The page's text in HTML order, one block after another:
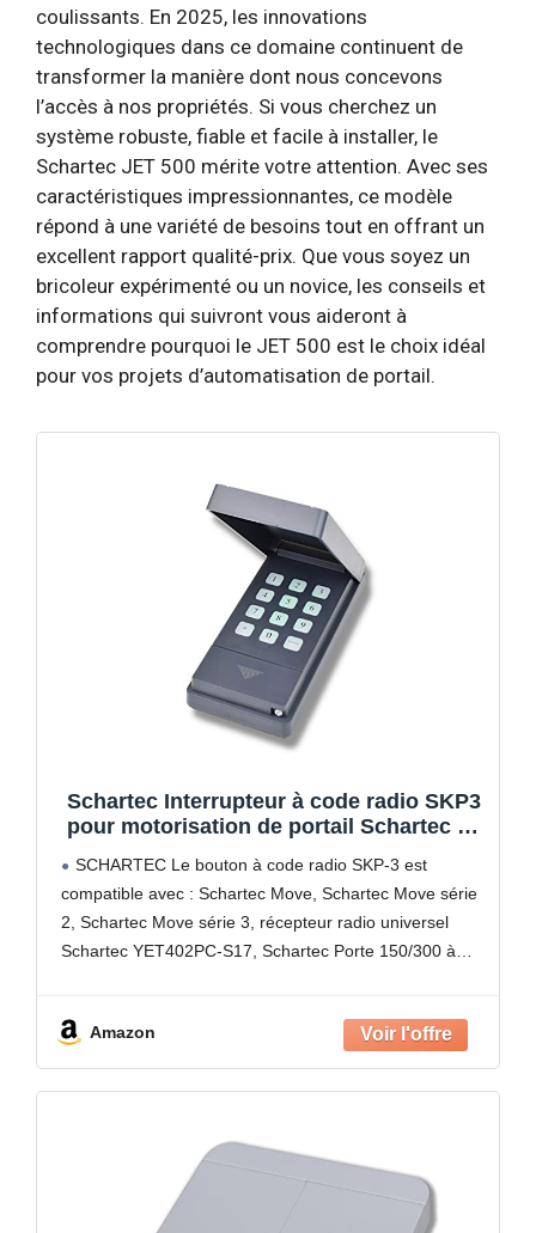
coulissants. En 2025, les innovations
technologiques dans ce domaine continuent de
transformer la manière dont nous concevons
l’accès à nos propriétés. Si vous cherchez un
système robuste, fiable et facile à installer, le
Schartec JET 500 mérite votre attention. Avec ses
caractéristiques impressionnantes, ce modèle
répond à une variété de besoins tout en offrant un
excellent rapport qualité-prix. Que vous soyez un
bricoleur expérimenté ou un novice, les conseils et
informations qui suivront vous aideront à
comprendre pourquoi le JET 500 est le choix idéal
pour vos projets d’automatisation de portail.
Schartec Interrupteur à code radio SKP3
pour motorisation de portail Schartec de
SCHARTEC Le bouton à code radio SKP-3 est
compatible avec : Schartec Move, Schartec Move série
2, Schartec Move série 3, récepteur radio universel
Schartec YET402PC-S17, Schartec Porte 150/300 à
Amazon